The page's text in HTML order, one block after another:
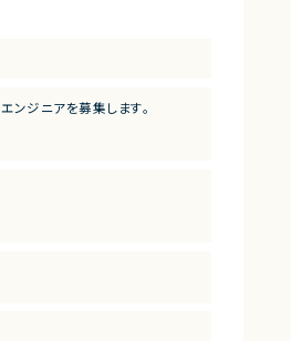
ンジニアを募集します。